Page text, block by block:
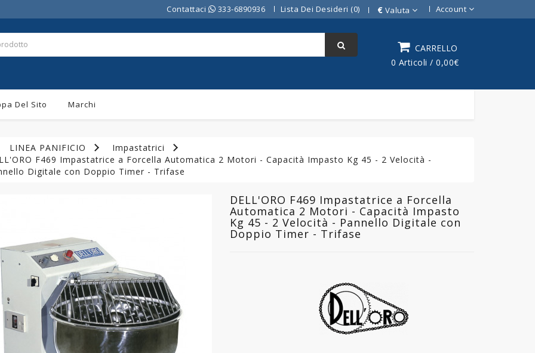
Contattaci 333-6890936 Lista Dei Desideri (0) € Valuta Account
CARRELLO
0 Articoli / 0,00€
Del Sito Marchi
LINEA PANIFICIO
Impastatrici
F469 Impastatrice a Forcella Automatica 2 Motori - Capacità Impasto Kg 45 - 2 Velocità -
Digitale con Doppio Timer - Trifase
DELL'ORO F469 Impastatrice a Forcella
Automatica 2 Motori - Capacità Impasto
Kg 45 - 2 Velocità - Pannello Digitale con
Doppio Timer - Trifase